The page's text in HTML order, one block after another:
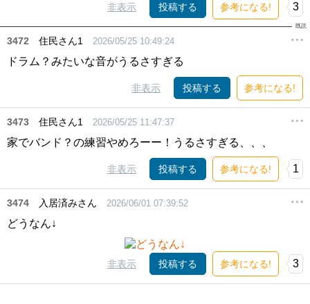
非表示 投稿する 参考になる! 3
3472 住民さん1 2026/05/25 10:49:24
ドラム？みたいな音がうるさすぎる
非表示 投稿する 参考になる!
3473 住民さん1 2026/05/25 11:47:37
家でバンド？の練習やめろーー！うるさすぎる、、、
非表示 投稿する 参考になる! 1
3474 入居済みさん 2026/06/01 07:39:52
どうなん↓
非表示 投稿する 参考になる! 3